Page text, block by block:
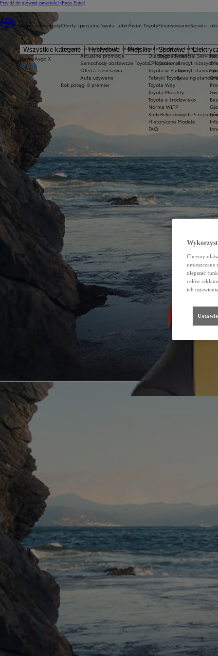
Przejdź do głównej zawartości (Press Enter)
Nowe samochody
Wszystkie kategorie Hybrydowe Miejskie Sportowe
Nowe Aygo X
HYBRID
Oferty specjalne
Sprawdź aktualne oferty
Aktualne promocje
Samochody dostawcze Toyota Professional
Oferta biznesowa
Auta używane
Rok potęgi 8 premier
Toyota Lubin
Kontakt i dojazd
Świat Toyoty
Świat Toyoty
Dlaczego Toyota?
O Toyocie
Toyota w Europie
Fabryki Toyoty
Toyota Way
Toyota Mobility
Toyota a środowisko
Norma WLTP
Klub Rekordowych
Historyczne Modele
FAQ
Finansowanie
Oferta dla firm
Toyota Financial Services
Kredyt niższych
Kredyt
Leasing
Serwis i
Serwis
Chcemy
ulepszać
celów
ich